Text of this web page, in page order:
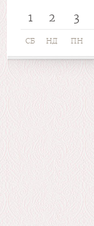
1 2 3
СБ НД ПН